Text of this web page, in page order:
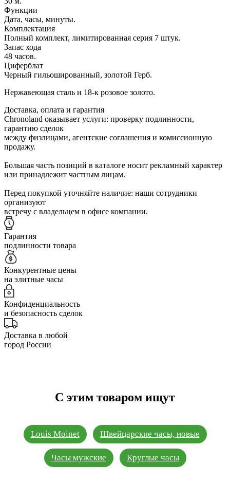
Функции
Дата, часы, минуты.
Комплектация
Полный комплект, лимитированная серия 7 штук.
Запас хода
48 часов.
Циферблат
Черный гильошированный, золотой Герб.
Нержавеющая сталь и 18-к розовое золото.
Доставка, оплата и гарантия
Chronoland оказывает услуги: проверку подлинности,
гарантию сделок
между физлицами, агентские соглашения и комиссионную
продажу.
Большая часть позиций в каталоге носит рекламный характер
или принадлежит частным лицам.
Перед покупкой уточняйте наличие: наши сотрудники
организуют
встречу с владельцем в офисе компании.
Гарантия
подлинности товара
Конкурентные цены
на элитные часы
Конфиденциальность
и безопасность сделок
Доставка в любой
город России
С этим товаром ищут
Louis Moinet Швейцарские часы, новые
Часы мужские Круглые часы